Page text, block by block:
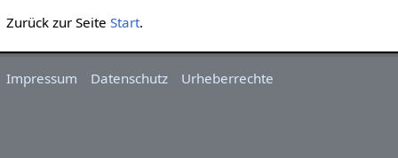
Zurück zur Seite Start.
Impressum Datenschutz Urheberrechte